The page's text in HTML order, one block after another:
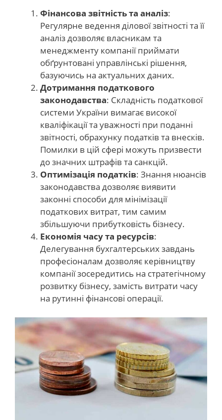
Фінансова звітність та аналіз:
Регулярне ведення ділової звітності та її
аналіз дозволяє власникам та
менеджменту компанії приймати
обґрунтовані управлінські рішення,
базуючись на актуальних даних.
Дотримання податкового
законодавства: Складність податкової
системи України вимагає високої
кваліфікації та уважності при поданні
звітності, обрахунку податків та внесків.
Помилки в цій сфері можуть призвести
до значних штрафів та санкцій.
Оптимізація податків: Знання нюансів
законодавства дозволяє виявити
законні способи для мінімізації
податкових витрат, тим самим
збільшуючи прибутковість бізнесу.
Економія часу та ресурсів:
Делегування бухгалтерських завдань
професіоналам дозволяє керівництву
компанії зосередитись на стратегічному
розвитку бізнесу, замість витрати часу
на рутинні фінансові операції.